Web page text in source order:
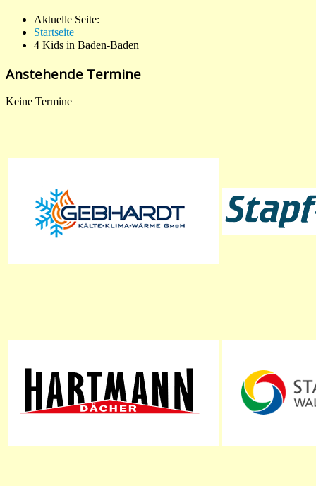
Aktuelle Seite:
Startseite
4 Kids in Baden-Baden
Anstehende Termine
Keine Termine